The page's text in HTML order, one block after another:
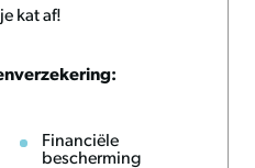
en afzonderlijk te
wanneer deze niet in gebruik
kat af!
Financiële
bescherming